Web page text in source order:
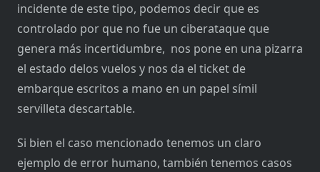
incidente de este tipo, podemos decir que es
controlado por que no fue un ciberataque que
genera más incertidumbre, nos pone en una pizarra
el estado delos vuelos y nos da el ticket de
embarque escritos a mano en un papel símil
servilleta descartable.
Si bien el caso mencionado tenemos un claro
ejemplo de error humano, también tenemos casos